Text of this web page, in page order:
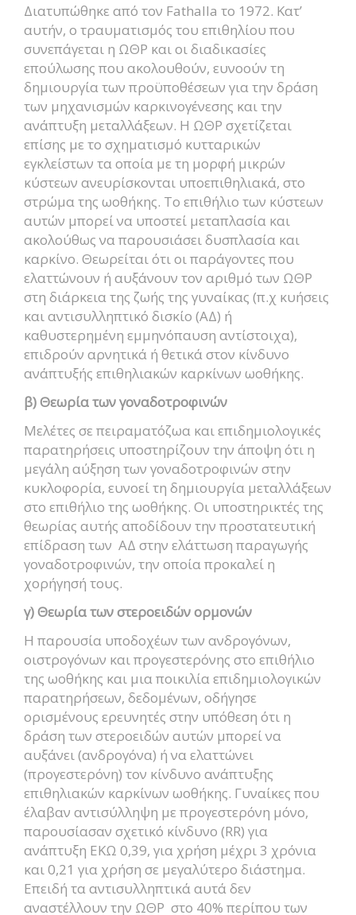
Διατυπώθηκε από τον Fathalla το 1972. Κατ’
αυτήν, ο τραυματισμός του επιθηλίου που
συνεπάγεται η ΩΘΡ και οι διαδικασίες
επούλωσης που ακολουθούν, ευνοούν τη
δημιουργία των προϋποθέσεων για την δράση
των μηχανισμών καρκινογένεσης και την
ανάπτυξη μεταλλάξεων. Η ΩΘΡ σχετίζεται
επίσης με το σχηματισμό κυτταρικών
εγκλείστων τα οποία με τη μορφή μικρών
κύστεων ανευρίσκονται υποεπιθηλιακά, στο
στρώμα της ωοθήκης. Το επιθήλιο των κύστεων
αυτών μπορεί να υποστεί μεταπλασία και
ακολούθως να παρουσιάσει δυσπλασία και
καρκίνο. Θεωρείται ότι οι παράγοντες που
ελαττώνουν ή αυξάνουν τον αριθμό των ΩΘΡ
στη διάρκεια της ζωής της γυναίκας (π.χ κυήσεις
και αντισυλληπτικό δισκίο (ΑΔ) ή
καθυστερημένη εμμηνόπαυση αντίστοιχα),
επιδρούν αρνητικά ή θετικά στον κίνδυνο
ανάπτυξής επιθηλιακών καρκίνων ωοθήκης.
β) Θεωρία των γοναδοτροφινών
Μελέτες σε πειραματόζωα και επιδημιολογικές
παρατηρήσεις υποστηρίζουν την άποψη ότι η
μεγάλη αύξηση των γοναδοτροφινών στην
κυκλοφορία, ευνοεί τη δημιουργία μεταλλάξεων
στο επιθήλιο της ωοθήκης. Οι υποστηρικτές της
θεωρίας αυτής αποδίδουν την προστατευτική
επίδραση των ΑΔ στην ελάττωση παραγωγής
γοναδοτροφινών, την οποία προκαλεί η
χορήγησή τους.
γ) Θεωρία των στεροειδών ορμονών
Η παρουσία υποδοχέων των ανδρογόνων,
οιστρογόνων και προγεστερόνης στο επιθήλιο
της ωοθήκης και μια ποικιλία επιδημιολογικών
παρατηρήσεων, δεδομένων, οδήγησε
ορισμένους ερευνητές στην υπόθεση ότι η
δράση των στεροειδών αυτών μπορεί να
αυξάνει (ανδρογόνα) ή να ελαττώνει
(προγεστερόνη) τον κίνδυνο ανάπτυξης
επιθηλιακών καρκίνων ωοθήκης. Γυναίκες που
έλαβαν αντισύλληψη με προγεστερόνη μόνο,
παρουσίασαν σχετικό κίνδυνο (RR) για
ανάπτυξη ΕΚΩ 0,39, για χρήση μέχρι 3 χρόνια
και 0,21 για χρήση σε μεγαλύτερο διάστημα.
Επειδή τα αντισυλληπτικά αυτά δεν
αναστέλλουν την ΩΘΡ στο 40% περίπου των